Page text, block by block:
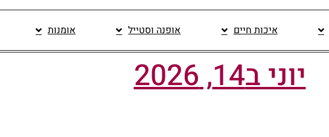
איכות חיים אופנה וסטייל אומנות
יוני ב14, 2026